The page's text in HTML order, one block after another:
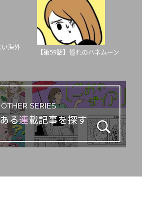
い海外
【第59話】憧れのハネムーン